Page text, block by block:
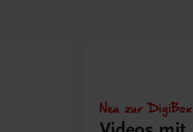
Neu zur DigiBox